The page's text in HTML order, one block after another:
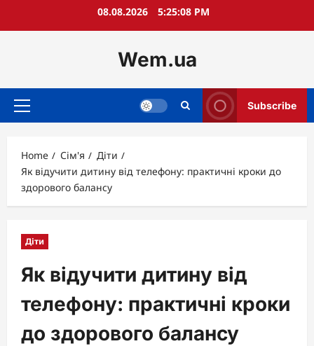
08.08.2026 5:25:09 PM
Wem.ua
Primary
Subscribe
Home Сім'я
Діти
Як відучити дитину від телефону: практичні кроки до
здорового балансу
Діти
Як відучити дитину від
телефону: практичні кроки
до здорового балансу